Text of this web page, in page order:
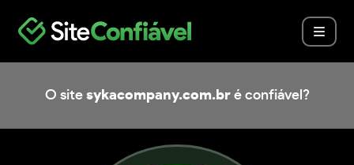
O site sykacompany.com.bré confiável?